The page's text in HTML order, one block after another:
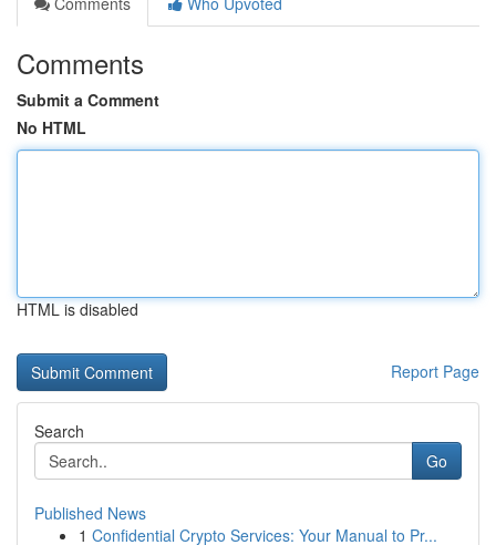
Comments
Submit a Comment
No HTML
HTML is disabled
Report Page
Search
Go
Published News
1 Confidential Crypto Services: Your Manual to Pr...